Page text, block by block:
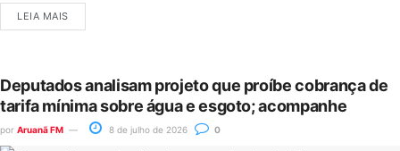
LEIA MAIS
Deputados analisam projeto que proíbe cobrança de
tarifa mínima sobre água e esgoto; acompanhe
por Aruanã FM 8 de julho de 2026 0